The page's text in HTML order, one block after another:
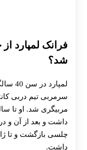
فرانک لمپارد
شد؟
سرمربی تیم دربی
داشت.